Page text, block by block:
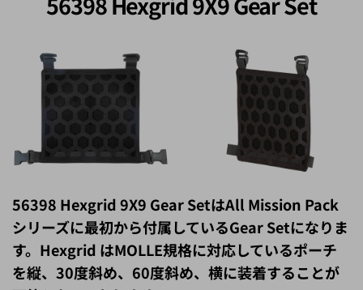
シリーズに最初から付属しているGear Setになりま
す。Hexgrid はMOLLE規格に対応しているポーチ
を縦、30度斜め、60度斜め、横に装着することが
可能となっております。